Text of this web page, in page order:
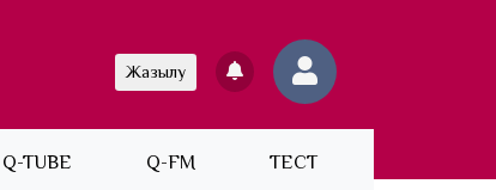
Жазылу
Q-TUBE Q-FM ТЕСТ